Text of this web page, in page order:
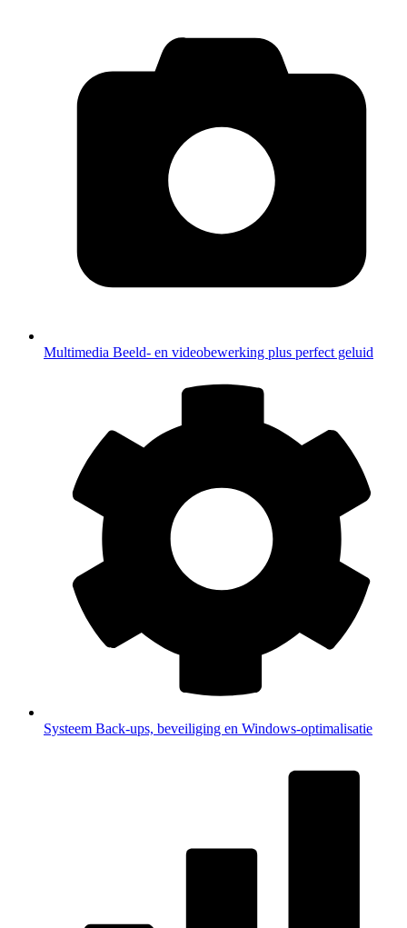
Multimedia Beeld- en videobewerking plus perfect geluid
Systeem Back-ups, beveiliging en Windows-optimalisatie